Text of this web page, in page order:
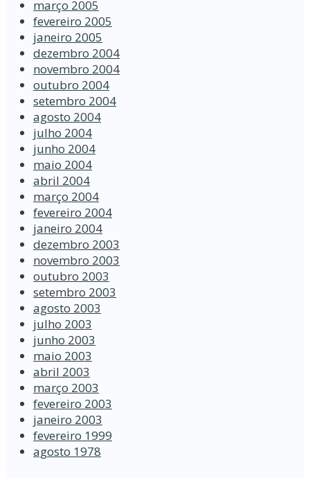
março 2005
fevereiro 2005
janeiro 2005
dezembro 2004
novembro 2004
outubro 2004
setembro 2004
agosto 2004
julho 2004
junho 2004
maio 2004
abril 2004
março 2004
fevereiro 2004
janeiro 2004
dezembro 2003
novembro 2003
outubro 2003
setembro 2003
agosto 2003
julho 2003
junho 2003
maio 2003
abril 2003
março 2003
fevereiro 2003
janeiro 2003
fevereiro 1999
agosto 1978